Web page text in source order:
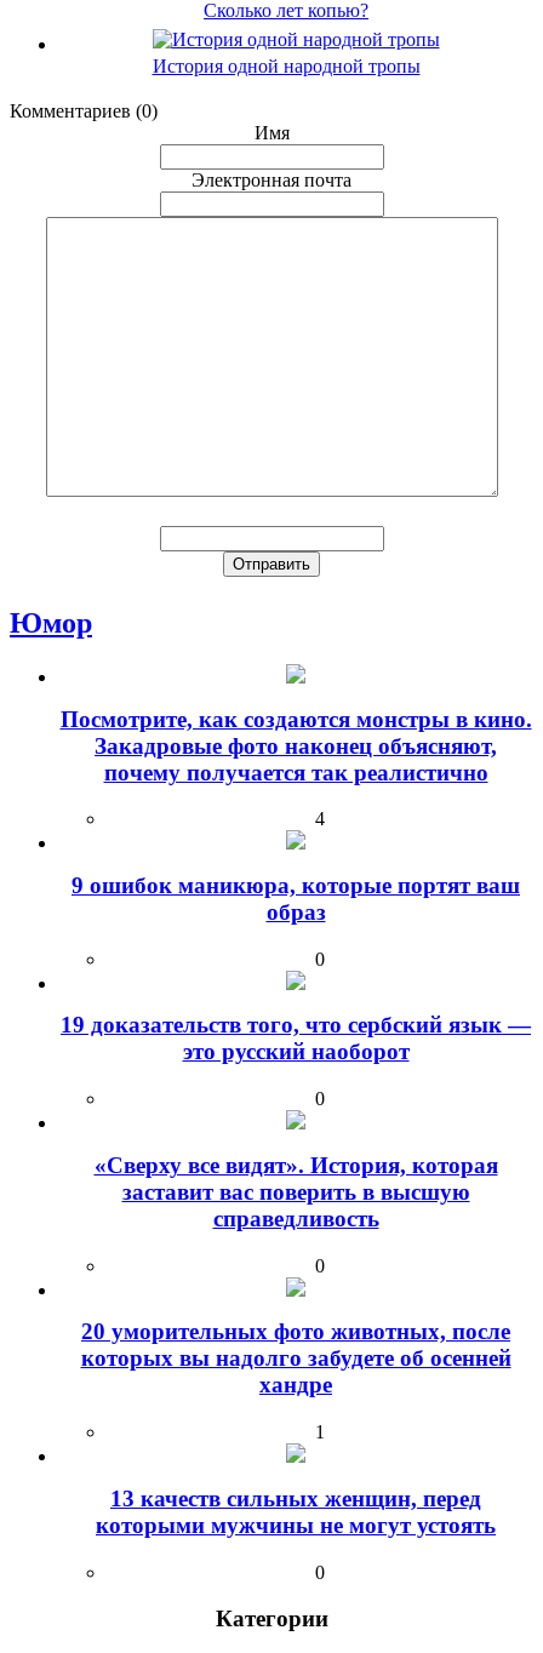
Сколько лет копью?
История одной народной тропы
Комментариев (0)
Имя
Электронная почта
Юмор
Посмотрите, как создаются монстры в кино.
Закадровые фото наконец объясняют,
почему получается так реалистично
4
9 ошибок маникюра, которые портят ваш
образ
0
19 доказательств того, что сербский язык —
это русский наоборот
0
«Сверху все видят». История, которая
заставит вас поверить в высшую
справедливость
0
20 уморительных фото животных, после
которых вы надолго забудете об осенней
хандре
1
13 качеств сильных женщин, перед
которыми мужчины не могут устоять
0
Категории